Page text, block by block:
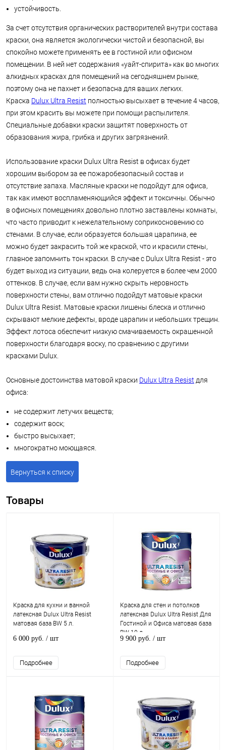
устойчивость.
За счет отсутствия органических растворителей внутри состава
краски, она является экологически чистой и безопасной, вы
спокойно можете применять ее в гостиной или офисном
помещении. В ней нет содержания «уайт-спирита» как во многих
алкидных красках для помещений на сегодняшнем рынке,
поэтому она не пахнет и безопасна для ваших легких.
Краска Dulux Ultra Resist полностью высыхает в течение 4 часов,
при этом красить вы можете при помощи распылителя.
Специальные добавки краски защитят поверхность от
образования жира, грибка и других загрязнений.
Использование краски Dulux Ultra Resist в офисах будет
хорошим выбором за ее пожаробезопасный состав и
отсутствие запаха. Масляные краски не подойдут для офиса,
так как имеют воспламеняющийся эффект и токсичны. Обычно
в офисных помещениях довольно плотно заставлены комнаты,
что часто приводит к нежелательному соприкосновению со
стенами. В случае, если образуется большая царапина, ее
можно будет закрасить той же краской, что и красили стены,
главное запомнить тон краски. В случае с Dulux Ultra Resist - это
будет выход из ситуации, ведь она колеруется в более чем 2000
оттенков. В случае, если вам нужно скрыть неровность
поверхности стены, вам отлично подойдут матовые краски
Dulux Ultra Resist. Матовые краски лишены блеска и отлично
скрывают мелкие дефекты, вроде царапин и небольших трещин.
Эффект лотоса обеспечит низкую смачиваемость окрашенной
поверхности благодаря воску, по сравнению с другими
красками Dulux.
Основные достоинства матовой краски Dulux Ultra Resist для
офиса:
не содержит летучих веществ;
содержит воск;
быстро высыхает;
многократно моющаяся.
Вернуться к списку
Товары
Краска для кухни и ванной
латексная Dulux Ultra Resist
матовая база BW 5 л.
6 000 руб. / шт
Подробнее
Краска для стен и потолков
латексная Dulux Ultra Resist Для
Гостиной и Офиса матовая база
BW 10 л.
9 900 руб. / шт
Подробнее